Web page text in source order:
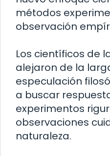
métodos
observación
Los científicos de
alejaron de la
especulación
a buscar
experimentos
observaciones
naturaleza.